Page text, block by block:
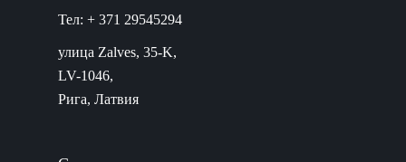
Тел: + 371 29545294
улица Zalves, 35-K,
LV-1046,
Рига, Латвия